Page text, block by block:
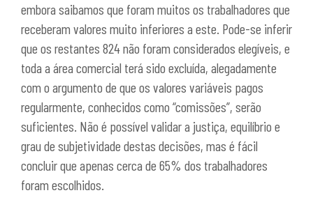
embora saibamos que foram muitos os trabalhadores que
receberam valores muito inferiores a este. Pode-se inferir
que os restantes 824 não foram considerados elegíveis, e
toda a área comercial terá sido excluída, alegadamente
com o argumento de que os valores variáveis pagos
regularmente, conhecidos como “comissões”, serão
suficientes. Não é possível validar a justiça, equilíbrio e
grau de subjetividade destas decisões, mas é fácil
concluir que apenas cerca de 65% dos trabalhadores
foram escolhidos.